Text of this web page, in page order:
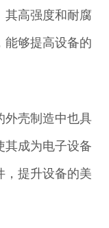
其高强度和耐腐
能够提高设备的
外壳制造中也具
其成为电子设备
，提升设备的美